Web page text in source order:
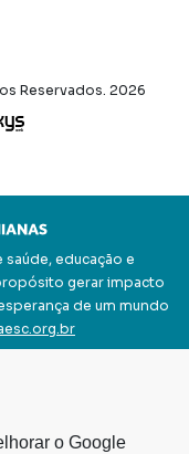
Reservados. 2026
saúde, educação e
gerar impacto
de um mundo
o Google